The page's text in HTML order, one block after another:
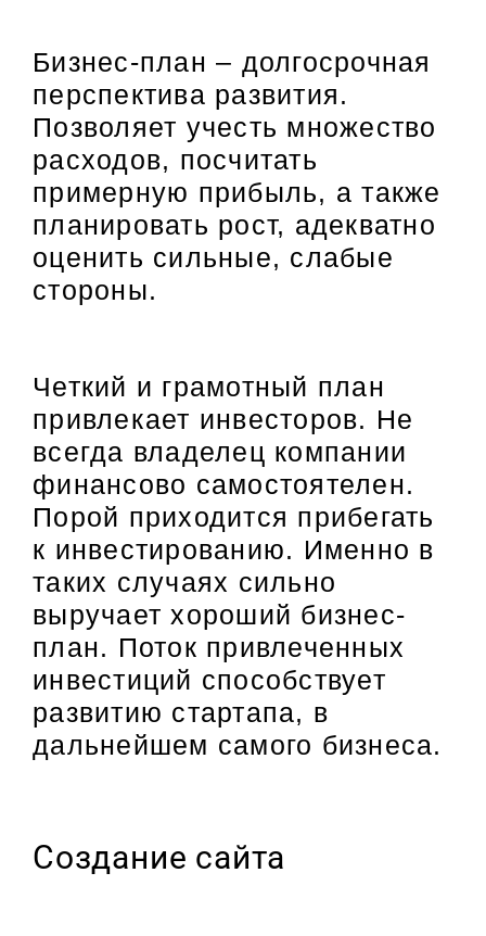
Бизнес-план – долгосрочная
перспектива развития.
Позволяет учесть множество
расходов, посчитать
примерную прибыль, а также
планировать рост, адекватно
оценить сильные, слабые
стороны.
Четкий и грамотный план
привлекает инвесторов. Не
всегда владелец компании
финансово самостоятелен.
Порой приходится прибегать
к инвестированию. Именно в
таких случаях сильно
выручает хороший бизнес-
план. Поток привлеченных
инвестиций способствует
развитию стартапа, в
дальнейшем самого бизнеса.
Создание сайта